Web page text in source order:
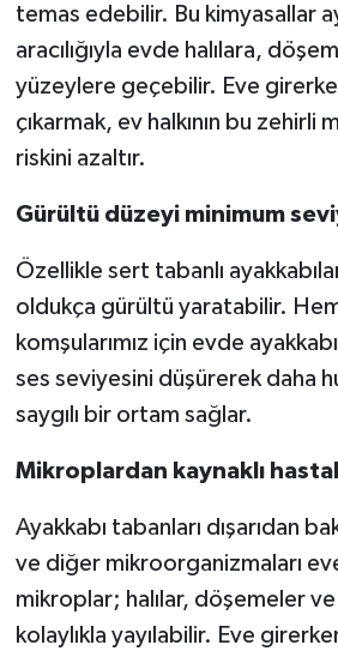
temas edebilir. Bu kimyasallar
aracılığıyla evde halılara,
yüzeylere geçebilir. Eve
çıkarmak, ev halkının bu
riskini azaltır.
Gürültü düzeyi minimum
Özellikle sert tabanlı
oldukça gürültü yaratabilir.
komşularımız için evde
ses seviyesini düşürerek daha
saygılı bir ortam sağlar.
Mikroplardan kaynaklı
Ayakkabı tabanları dışarıdan
ve diğer mikroorganizmaları
mikroplar; halılar, döşemeler
kolaylıkla yayılabilir. Eve